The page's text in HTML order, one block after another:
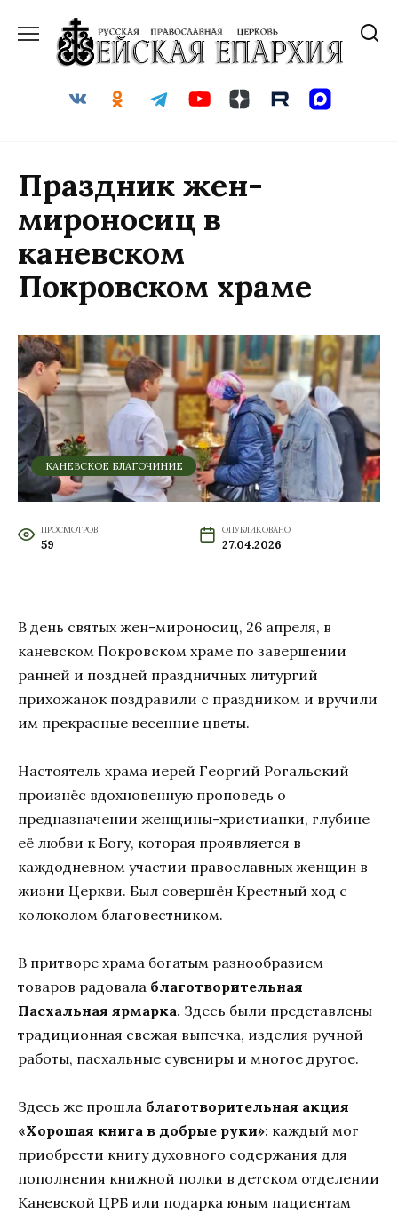
содержанию
Праздник жен-
мироносиц в
каневском
Покровском храме
КАНЕВСКОЕ БЛАГОЧИНИЕ
ПРОСМОТРОВ
59
ОПУБЛИКОВАНО
27.04.2026
В день святых жен-мироносиц, 26 апреля, в
каневском Покровском храме по завершении
ранней и поздней праздничных литургий
прихожанок поздравили с праздником и вручили
им прекрасные весенние цветы.
Настоятель храма иерей Георгий Рогальский
произнёс вдохновенную проповедь о
предназначении женщины-христианки, глубине
её любви к Богу, которая проявляется в
каждодневном участии православных женщин в
жизни Церкви. Был совершён Крестный ход с
колоколом благовестником.
В притворе храма богатым разнообразием
товаров радовала благотворительная
Пасхальная ярмарка. Здесь были представлены
традиционная свежая выпечка, изделия ручной
работы, пасхальные сувениры и многое другое.
Здесь же прошла благотворительная акция
«Хорошая книга в добрые руки»: каждый мог
приобрести книгу духовного содержания для
пополнения книжной полки в детском отделении
Каневской ЦРБ или подарка юным пациентам